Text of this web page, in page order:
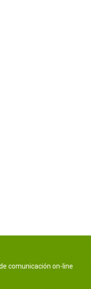
comunicación on-line